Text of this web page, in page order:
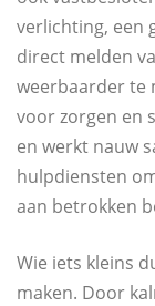
verlichting, een
direct melden
weerbaarder te
voor zorgen en
en werkt nauw
hulpdiensten
aan betrokken
Wie iets kleins
maken. Door